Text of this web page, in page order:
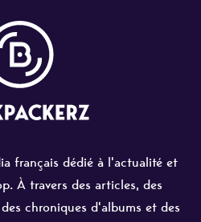
français dédié à l'actualité et
À travers des articles, des
chroniques d'albums et des